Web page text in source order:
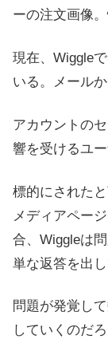
ーの注文画像。
現在、Wiggle
いる。メール
アカウントの
響を受けるユ
標的にされた
メディアペー
合、Wiggleは
単な返答を出
問題が発覚し
していくのだろ